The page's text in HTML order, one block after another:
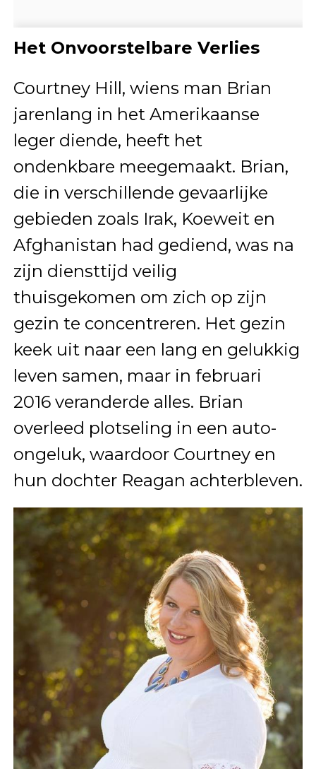
Het Onvoorstelbare Verlies
Courtney Hill, wiens man Brian
jarenlang in het Amerikaanse
leger diende, heeft het
ondenkbare meegemaakt. Brian,
die in verschillende gevaarlijke
gebieden zoals Irak, Koeweit en
Afghanistan had gediend, was na
zijn diensttijd veilig
thuisgekomen om zich op zijn
gezin te concentreren. Het gezin
keek uit naar een lang en gelukkig
leven samen, maar in februari
2016 veranderde alles. Brian
overleed plotseling in een auto-
ongeluk, waardoor Courtney en
hun dochter Reagan achterbleven.